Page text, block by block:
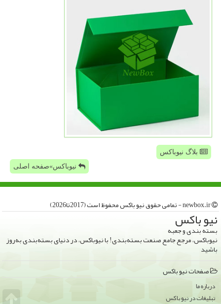
بلاگ نیوباکس
نیوباکس»صفحه اصلی
نیو باكس
بسته بندی و جعبه
نیوباکس، مرجع جامع صنعت بسته‌بندی! با نیوباکس، در دنیای بسته‌بندی به‌روز
باشید
صفحات نیو باكس
درباره ما
تبلیغات در نیو باكس